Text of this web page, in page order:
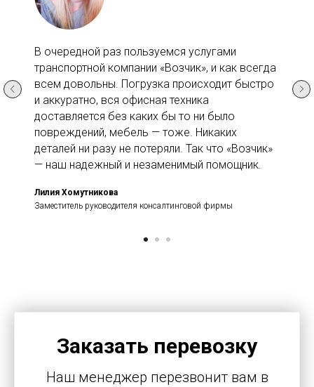
В очередной раз пользуемся услугами
транспортной компании «Возчик», и как всегда
всем довольны. Погрузка происходит быстро
и аккуратно, вся офисная техника
доставляется без каких бы то ни было
повреждений, мебель — тоже. Никаких
деталей ни разу не потеряли. Так что «Возчик»
— наш надежный и незаменимый помощник.
Лилия Хомутникова
Заместитель руководителя консалтинговой фирмы
Заказать перевозку
Наш менеджер перезвонит вам в